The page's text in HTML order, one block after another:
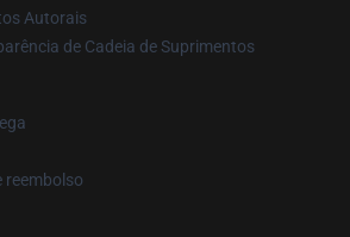
Autorais
de Cadeia de Suprimentos
reembolso